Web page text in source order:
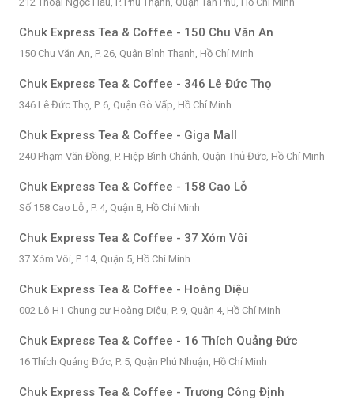
Chuk Express Tea & Coffee - 150 Chu Văn An
150 Chu Văn An, P. 26, Quận Bình Thạnh, Hồ Chí Minh
Chuk Express Tea & Coffee - 346 Lê Đức Thọ
346 Lê Đức Thọ, P. 6, Quận Gò Vấp, Hồ Chí Minh
Chuk Express Tea & Coffee - Giga Mall
240 Phạm Văn Đồng, P. Hiệp Bình Chánh, Quận Thủ Đức, Hồ Chí Minh
Chuk Express Tea & Coffee - 158 Cao Lỗ
Số 158 Cao Lỗ , P. 4, Quận 8, Hồ Chí Minh
Chuk Express Tea & Coffee - 37 Xóm Vôi
37 Xóm Vôi, P. 14, Quận 5, Hồ Chí Minh
Chuk Express Tea & Coffee - Hoàng Diệu
002 Lô H1 Chung cư Hoàng Diệu, P. 9, Quận 4, Hồ Chí Minh
Chuk Express Tea & Coffee - 16 Thích Quảng Đức
16 Thích Quảng Đức, P. 5, Quận Phú Nhuận, Hồ Chí Minh
Chuk Express Tea & Coffee - Trương Công Định